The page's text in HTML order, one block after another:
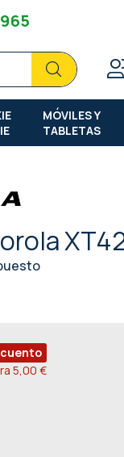
BuscarBuscar
MÓVILES Y
TABLETAS
5,00 €